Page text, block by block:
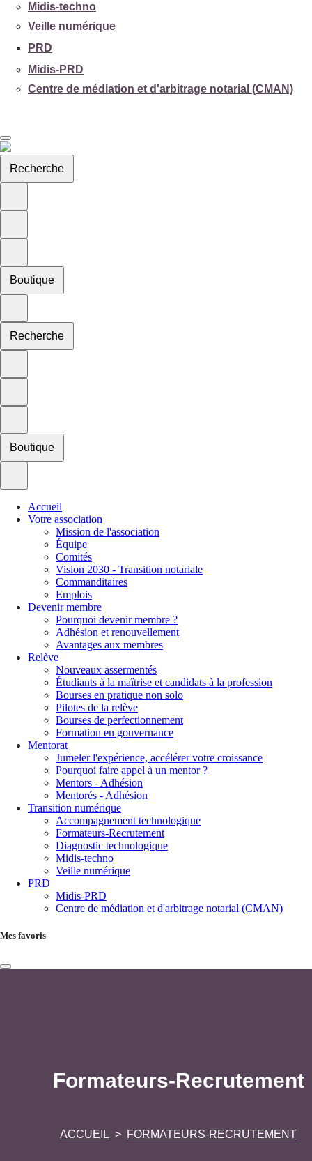
Midis-techno
Veille numérique
PRD
Midis-PRD
Centre de médiation et d'arbitrage notarial (CMAN)
Recherche
Boutique
Recherche
Boutique
Accueil
Votre association
Mission de l'association
Équipe
Comités
Vision 2030 - Transition notariale
Commanditaires
Emplois
Devenir membre
Pourquoi devenir membre ?
Adhésion et renouvellement
Avantages aux membres
Relève
Nouveaux assermentés
Étudiants à la maîtrise et candidats à la profession
Bourses en pratique non solo
Pilotes de la relève
Bourses de perfectionnement
Formation en gouvernance
Mentorat
Jumeler l'expérience, accélérer votre croissance
Pourquoi faire appel à un mentor ?
Mentors - Adhésion
Mentorés - Adhésion
Transition numérique
Accompagnement technologique
Formateurs-Recrutement
Diagnostic technologique
Midis-techno
Veille numérique
PRD
Midis-PRD
Centre de médiation et d'arbitrage notarial (CMAN)
Mes favoris
Formateurs-Recrutement
ACCUEIL FORMATEURS-RECRUTEMENT